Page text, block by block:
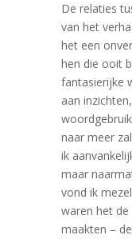
De relaties
van het
het een
hen die ooit
fantasierijke
aan
naar meer
ik
maar
vond ik
waren het de
maakten –